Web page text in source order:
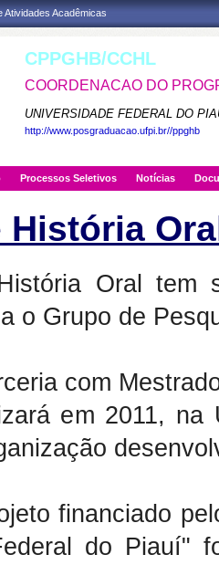
Atividades Acadêmicas
CPPGHB/CCHL
COORDENACAO DO
UNIVERSIDADE FEDERAL DO
http://www.posgraduacao.ufpi.br//ppghb
Processos Seletivos Notícias
História
Oral tem
o Grupo de
com
em 2011,
financiado
do Piauí"